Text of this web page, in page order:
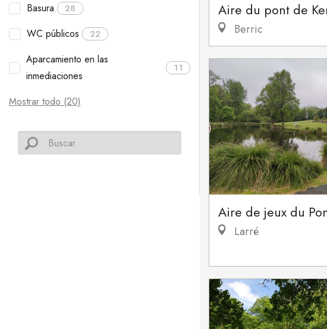
Basura 28
WC públicos 22
Aparcamiento en las
inmediaciones
11
Mostrar todo (20)
Aire du pont de
Berric
Aire de jeux du
Larré